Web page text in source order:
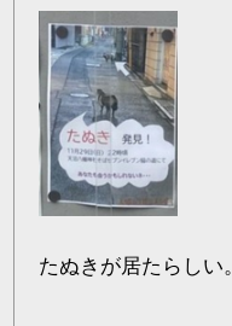
たぬきが居たらしい